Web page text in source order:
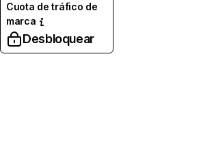
Cuota de tráfico de
marca
Desbloquear